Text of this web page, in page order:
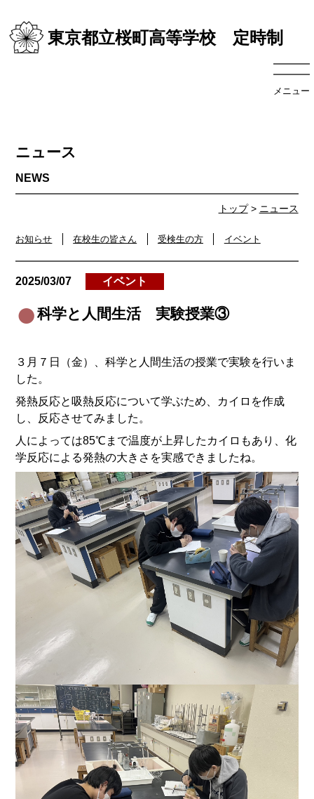
東京都立桜町高等学校 定時制
メニュー
トップ> ニュース
ニュース
お知らせ 在校生の皆さん 受検生の方 イベント
2025/03/07 イベント
科学と人間生活 実験授業③
３月７日（金）、科学と人間生活の授業で実験を行いま
した。
発熱反応と吸熱反応について学ぶため、カイロを作成
し、反応させてみました。
人によっては85℃まで温度が上昇したカイロもあり、化
学反応による発熱の大きさを実感できましたね。